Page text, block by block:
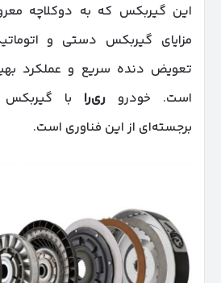
این گیربکس که به دوکلاچه
مزایای گیربکس دستی و
تعویض دنده سریع و عملکرد
است. خودرو ری‌را با گیربکس
برجسته‌ای از این فناوری است.